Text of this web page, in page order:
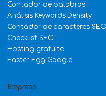
Contador de palabras
Análisis Keywords Density
Contador de caracteres SEO
Checklist SEO
Hosting gratuito
Easter Egg Google
Empresa